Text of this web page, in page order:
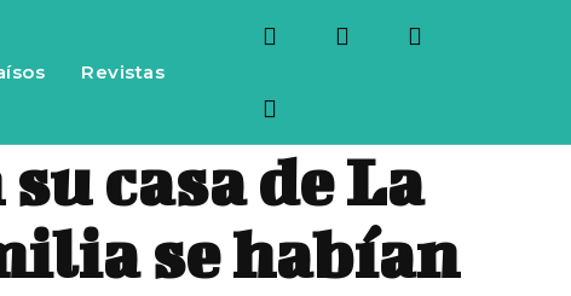
Revistas
casa de La
se habían